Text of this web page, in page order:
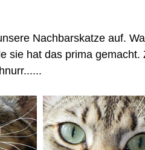
Nachbarskatze auf.
sie hat das prima